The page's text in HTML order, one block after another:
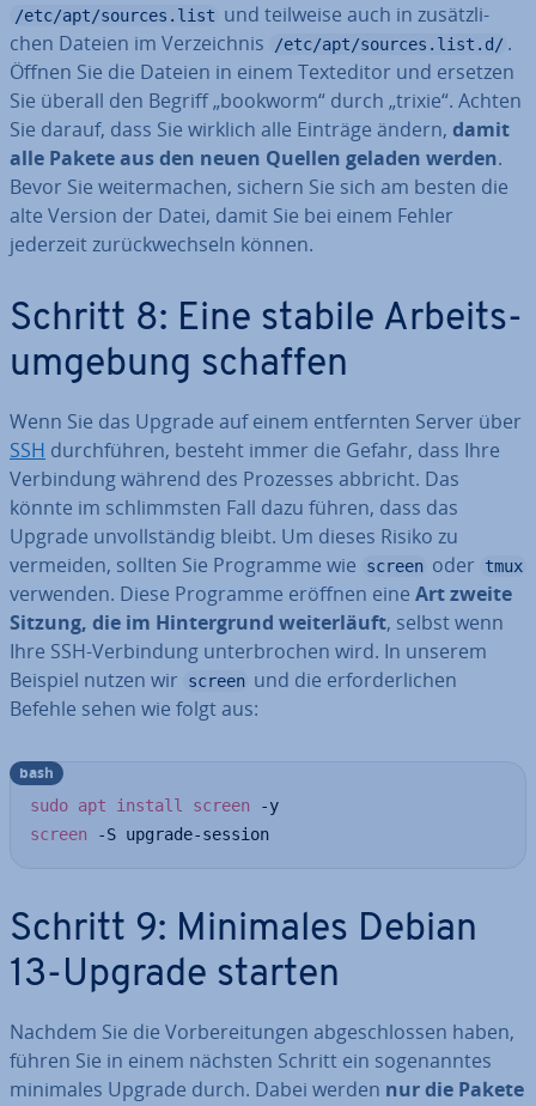
/etc/apt/sources.list und teilweise auch in zu­sätz­li­
chen Dateien im Ver­zeich­nis
/etc/apt/sources.list.d/ .
Öffnen Sie die Dateien in einem Text­edi­tor und ersetzen
Sie überall den Begriff „bookworm“ durch „trixie“. Achten
Sie darauf, dass Sie wirklich alle Einträge ändern, damit
alle Pakete aus den neuen Quellen geladen werden.
Bevor Sie wei­ter­ma­chen, sichern Sie sich am besten die
alte Version der Datei, damit Sie bei einem Fehler
jederzeit zu­rück­wech­seln können.
Schritt 8: Eine stabile Ar­beits­
um­ge­bung schaffen
Wenn Sie das Upgrade auf einem ent­fern­ten Server über
SSH durch­füh­ren, besteht immer die Gefahr, dass Ihre
Ver­bin­dung während des Prozesses abbricht. Das
könnte im schlimms­ten Fall dazu führen, dass das
Upgrade un­voll­stän­dig bleibt. Um dieses Risiko zu
vermeiden, sollten Sie Programme wie
screen oder tmux
verwenden. Diese Programme eröffnen eine Art zweite
Sitzung, die im Hin­ter­grund wei­ter­läuft, selbst wenn
Ihre SSH-Ver­bin­dung un­ter­bro­chen wird. In unserem
Beispiel nutzen wir
screen und die er­for­der­li­chen
Befehle sehen wie folgt aus:
sudo apt install screen
screen -S upgrade-session
bash
Schritt 9: Minimales Debian
13-Upgrade starten
Nachdem Sie die Vor­be­rei­tun­gen ab­ge­schlos­sen haben,
führen Sie in einem nächsten Schritt ein so­ge­nann­tes
minimales Upgrade durch. Dabei werden nur die Pakete